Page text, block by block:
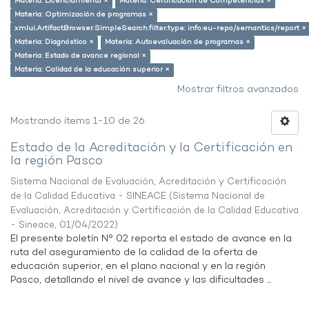
Materia: Optimización de programas ×
xmlui.ArtifactBrowser.SimpleSearch.filter.type: info:eu-repo/semantics/report ×
Materia: Diagnóstico ×
Materia: Autoevaluación de programas ×
Materia: Estado de avance regional ×
Materia: Calidad de la educación superior ×
Mostrar filtros avanzados
Mostrando ítems 1-10 de 26
Estado de la Acreditación y la Certificación en
la región Pasco
Sistema Nacional de Evaluación, Acreditación y Certificación
de la Calidad Educativa - SINEACE (Sistema Nacional de
Evaluación, Acreditación y Certificación de la Calidad Educativa
- Sineace, 01/04/2022)
El presente boletín N° 02 reporta el estado de avance en la
ruta del aseguramiento de la calidad de la oferta de
educación superior, en el plano nacional y en la región
Pasco, detallando el nivel de avance y las dificultades ...